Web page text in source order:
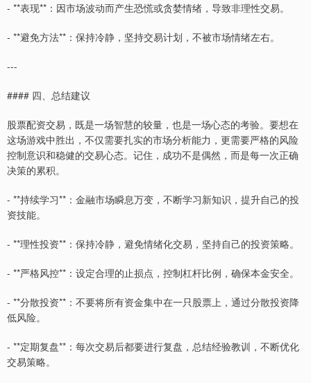
- **表现**：因市场波动而产生恐慌或贪婪情绪，导致非理性交易。
- **避免方法**：保持冷静，坚持交易计划，不被市场情绪左右。
---
#### 四、总结建议
股票配资交易，既是一场智慧的较量，也是一场心态的考验。要想在
这场游戏中胜出，不仅需要扎实的市场分析能力，更需要严格的风险
控制意识和稳健的交易心态。记住，成功不是偶然，而是每一次正确
决策的累积。
- **持续学习**：金融市场瞬息万变，不断学习新知识，提升自己的投
资技能。
- **理性投资**：保持冷静，避免情绪化交易，坚持自己的投资策略。
- **严格风控**：设定合理的止损点，控制杠杆比例，确保本金安全。
- **分散投资**：不要将所有资金集中在一只股票上，通过分散投资降
低风险。
- **定期复盘**：每次交易后都要进行复盘，总结经验教训，不断优化
交易策略。